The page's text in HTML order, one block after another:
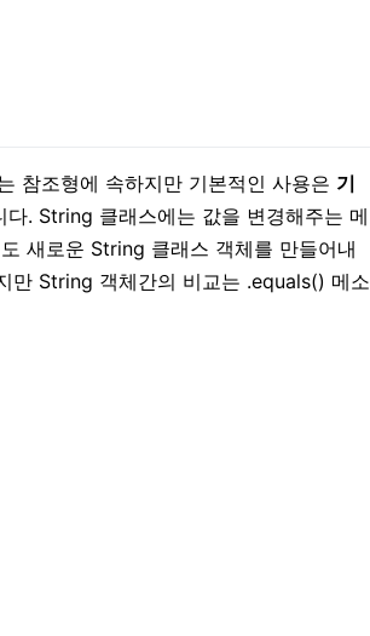
참조형에 속하지만 기본적인 사용은 기
다. String 클래스에는 값을 변경해주는 메
새로운 String 클래스 객체를 만들어내
만 String 객체간의 비교는 .equals() 메소